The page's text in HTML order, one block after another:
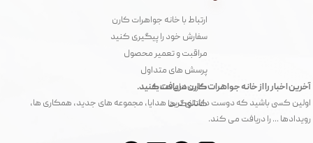
آخرین اخبار را از خانه جواهرات کارن دریافت کنید.
اولین کسی باشید که دوست داشتنی ترین هدایا، مجموعه های جدید، همکاری ها،
رویدادها ... را دریافت می کند.
ارتباط با خانه جواهرات کارن
سفارش خود را پیگیری کنید
مراقبت و تعمیر محصول
پرسش های متداول
کارت های هدیه
کاتالوگ ها